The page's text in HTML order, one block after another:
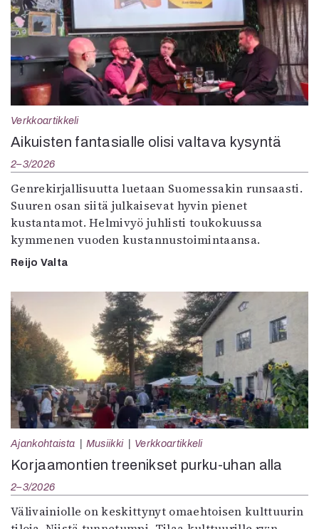
Verkkoartikkeli
Aikuisten fantasialle olisi valtava kysyntä
2–3/2026
Genrekirjallisuutta luetaan Suomessakin runsaasti.
Suuren osan siitä julkaisevat hyvin pienet
kustantamot. Helmivyö juhlisti toukokuussa
kymmenen vuoden kustannustoimintaansa.
Reijo Valta
Ajankohtaista Musiikki Verkkoartikkeli
Korjaamontien treenikset purku-uhan alla
2–3/2026
Välivainiolle on keskittynyt omaehtoisen kulttuurin